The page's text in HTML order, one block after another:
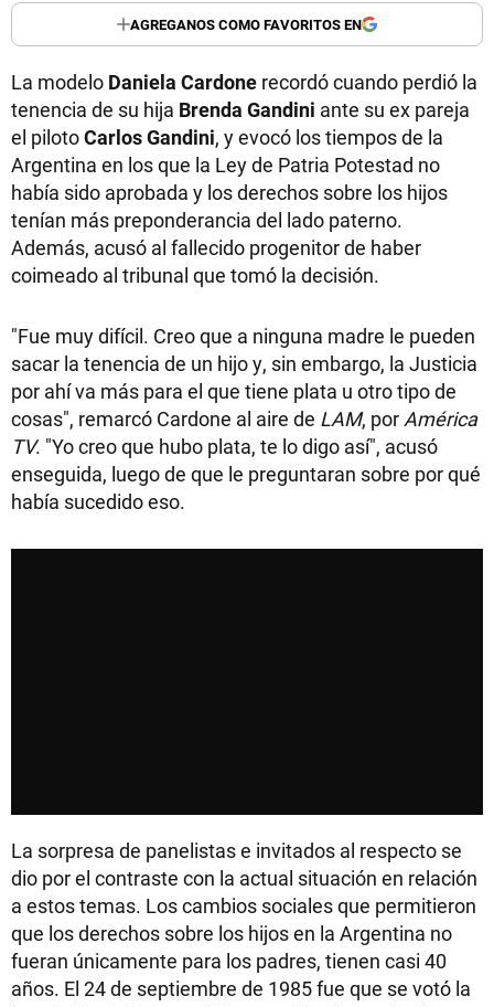
AGREGANOS COMO FAVORITOS EN
La modelo Daniela Cardone recordó cuando perdió la
tenencia de su hija Brenda Gandini ante su ex pareja
el pilotoCarlos Gandini, y evocó los tiempos de la
Argentina en los que la Ley de Patria Potestad no
había sido aprobada y los derechos sobre los hijos
tenían más preponderancia del lado paterno.
Además, acusó al fallecido progenitor de haber
coimeado al tribunal que tomó la decisión.
"Fue muy difícil. Creo que a ninguna madre le pueden
sacar la tenencia de un hijo y, sin embargo, la Justicia
por ahí va más para el que tiene plata u otro tipo de
cosas", remarcó Cardone al aire de LAM, porAmérica
TV. "Yo creo que hubo plata, te lo digo así", acusó
enseguida, luego de que le preguntaran sobre por qué
había sucedido eso.
La sorpresa de panelistas e invitados al respecto se
dio por el contraste con la actual situación en relación
a estos temas. Los cambios sociales que permitieron
que los derechos sobre los hijos en la Argentina no
fueran únicamente para los padres, tienen casi 40
años. El 24 de septiembre de 1985 fue que se votó la